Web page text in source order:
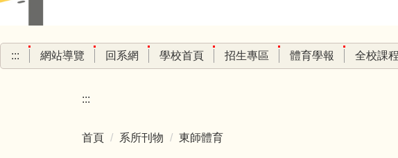
::: 網站導覽 回系網 學校首頁 招生專區 體育學報 全校課
:::
首頁 系所刊物 東師體育